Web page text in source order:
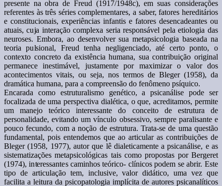
presente na obra de Freud (1917/1948c), em suas considerações
referentes às três séries complementares, a saber, fatores hereditários
e constitucionais, experiências infantis e fatores desencadeantes ou
atuais, cuja interação complexa seria responsável pela etiologia das
neuroses. Embora, ao desenvolver sua metapsicologia baseada na
teoria pulsional, Freud tenha negligenciado, até certo ponto, o
contexto concreto da existência humana, sua contribuição original
permanece inestimável, justamente por maximizar o valor dos
acontecimentos vitais, ou seja, nos termos de Bleger (1958), da
dramática humana, para a compreensão do fenômeno psíquico.
Encarada como estruturalismo genético, a psicanálise pode ser
focalizada de uma perspectiva dialética, o que, acreditamos, permite
um manejo teórico interessante do conceito de estrutura de
personalidade, evitando um vínculo obsessivo, sempre paralisante e
pouco fecundo, com a noção de estrutura. Trata-se de uma questão
fundamental, pois entendemos que ao articular as contribuições de
Bleger (1958, 1977), autor que lê dialeticamente a psicanálise, e as
sistematizações metapsicológicas tais como propostas por Bergeret
(1974), interessantes caminhos teórico- clínicos podem se abrir. Este
tipo de articulação tem, inclusive, valor didático, uma vez que
facilita a leitura da psicopatologia implícita de autores psicanalíticos